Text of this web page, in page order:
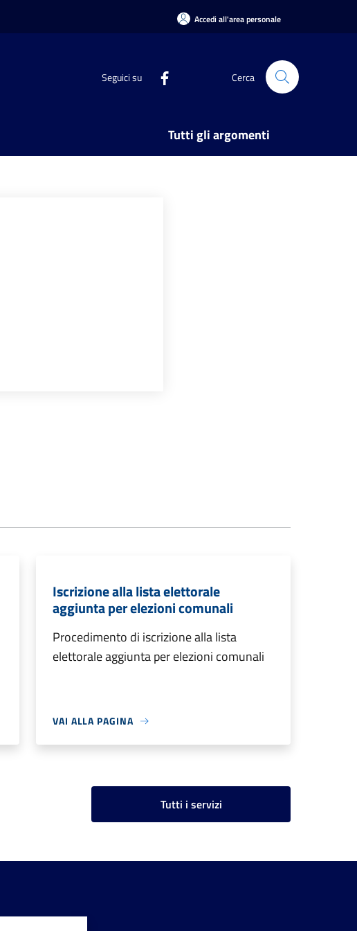
Accedi all'area personale
Seguici su Cerca
Tutti gli argomenti
Iscrizione alla lista elettorale
aggiunta per elezioni comunali
Procedimento di iscrizione alla lista
elettorale aggiunta per elezioni comunali
VAI ALLA PAGINA
Tutti i servizi